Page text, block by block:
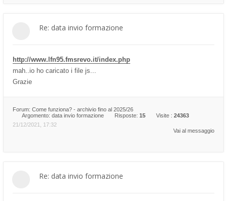
Re: data invio formazione
http://www.lfn95.fmsrevo.it/index.php
mah..io ho caricato i file js...
Grazie
Forum: Come funziona? - archivio fino al 2025/26
Argomento: data invio formazione Risposte: 15 Visite : 24363
21/12/2021, 17:32
Vai al messaggio
Re: data invio formazione